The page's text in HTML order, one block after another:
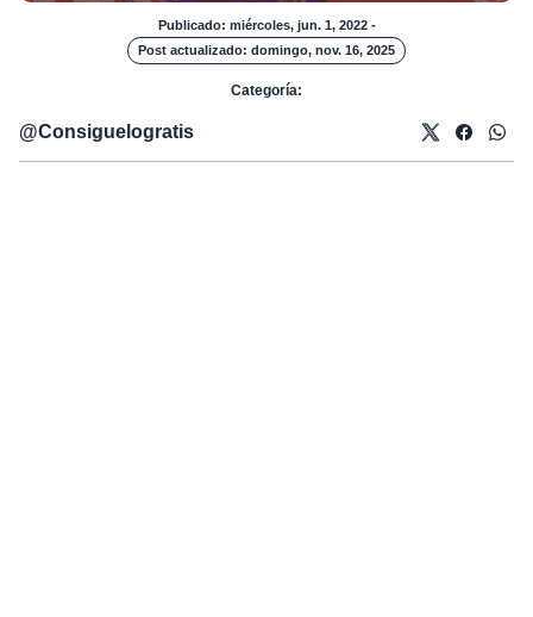
Publicado: miércoles, jun. 1, 2022 -
Post actualizado: domingo, nov. 16, 2025
Categoría:
@Consiguelogratis